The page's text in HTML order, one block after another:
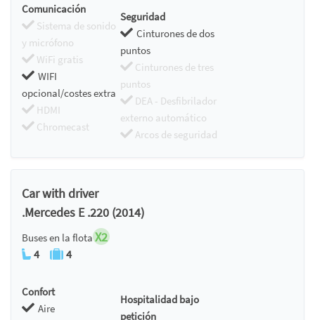
Comunicación
Sistema de sonido
y micrófono
WiFi gratis
WIFI
opcional/costes extra
HDMI
Chromecast
Seguridad
Cinturones de dos
puntos
Cinturones de tres
puntos
DEA - Desfibrilador
externo automático
Arcos de seguridad
Car with driver
.Mercedes E .220 (2014)
Buses en la flota X2
4 4
Confort
Aire
Hospitalidad bajo
petición